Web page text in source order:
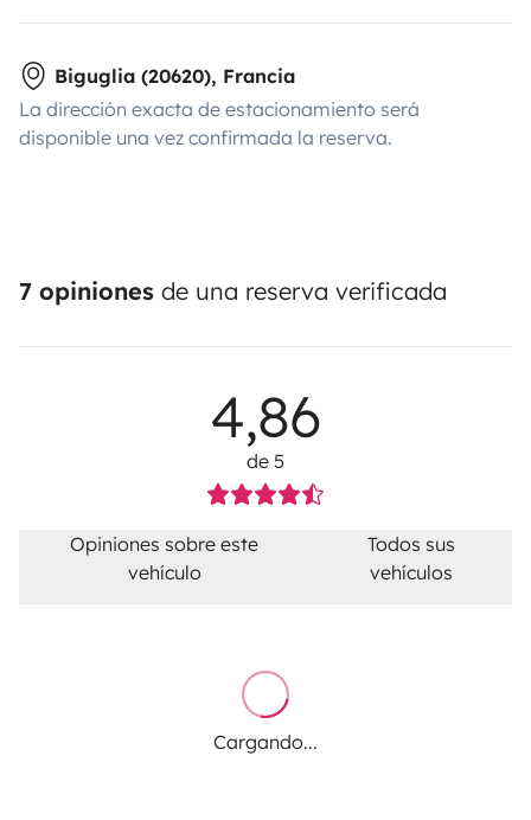
Biguglia (20620), Francia
La dirección exacta de estacionamiento será
disponible una vez confirmada la reserva.
7 opiniones de una reserva verificada
4,86
de 5
Opiniones sobre este
vehículo
Todos sus
vehículos
Cargando...